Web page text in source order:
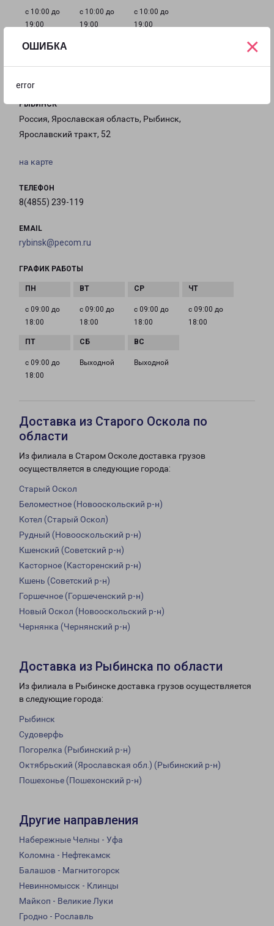
ОШИБКА
error
×
с 10:00 до
19:00
с 10:00 до
19:00
с 10:00 до
19:00
Филиалы в Рыбинске
РЫБИНСК
Россия, Ярославская область, Рыбинск,
Ярославский тракт, 52
на карте
ТЕЛЕФОН
8(4855) 239-119
EMAIL
rybinsk@pecom.ru
ГРАФИК РАБОТЫ
с 09:00 до
18:00
с 09:00 до
18:00
с 09:00 до
18:00
с 09:00 до
18:00
с 09:00 до
18:00
Выходной Выходной
Доставка из Старого Оскола по
области
Из филиала в Старом Осколе доставка грузов
осуществляется в следующие города:
Старый Оскол
Беломестное (Новооскольский р-н)
Котел (Старый Оскол)
Рудный (Новооскольский р-н)
Кшенский (Советский р-н)
Касторное (Касторенский р-н)
Кшень (Советский р-н)
Горшечное (Горшеченский р-н)
Новый Оскол (Новооскольский р-н)
Чернянка (Чернянский р-н)
Доставка из Рыбинска по области
Из филиала в Рыбинске доставка грузов осуществляется
в следующие города:
Рыбинск
Судоверфь
Погорелка (Рыбинский р-н)
Октябрьский (Ярославская обл.) (Рыбинский р-н)
Пошехонье (Пошехонский р-н)
Другие направления
Набережные Челны - Уфа
Коломна - Нефтекамск
Балашов - Магнитогорск
Невинномысск - Клинцы
Майкоп - Великие Луки
Гродно - Рославль